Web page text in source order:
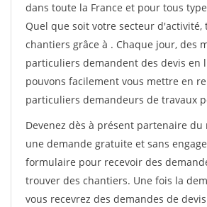
dans toute la France et pour tous
Quel que soit votre secteur d'activité,
chantiers grâce à . Chaque jour, des
particuliers demandent des devis en
pouvons facilement vous mettre en
particuliers demandeurs de travaux
Devenez dès à présent partenaire du
une demande gratuite et sans
formulaire pour recevoir des
trouver des chantiers. Une fois la
vous recevrez des demandes de